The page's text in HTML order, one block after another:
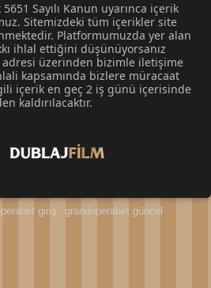
Sayılı Kanun uyarınca içerik
Sitemizdeki tüm içerikler site
Platformumuzda yer alan
ihlal ettiğini düşünüyorsanız
adresi üzerinden bizimle iletişime
kapsamında bizlere müracaat
içerik en geç 2 iş günü içerisinde
kaldırılacaktır.
giriş grandoperabet güncel